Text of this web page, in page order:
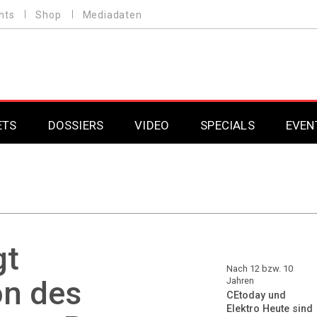
Shop Mediadaten
DOSSIERS VIDEO SPECIALS
Professional AV
Professional AV
des
Nach 12 bzw. 10
Jahren
CEtoday und
Elektro Heute sind